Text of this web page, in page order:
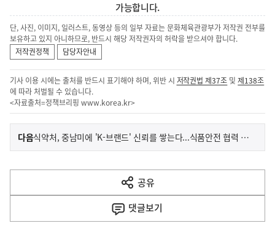
가능합니다.
단, 사진, 이미지, 일러스트, 동영상 등의 일부 자료는 문화체육관광부가 저작권 전부를
보유하고 있지 아니하므로, 반드시 해당 저작권자의 허락을 받으셔야 합니다.
저작권정책
담당자안내
기사 이용 시에는 출처를 반드시 표기해야 하며, 위반 시 저작권법 제37조 및제138조
에 따라 처벌될 수 있습니다.
<자료출처=정책브리핑 www.korea.kr>
이
전
다
음
다음기
사
식약처, 중남미에 'K-브랜드' 신뢰를 쌓는다...식품안전 협력 강화
공유
열
기
댓글보기